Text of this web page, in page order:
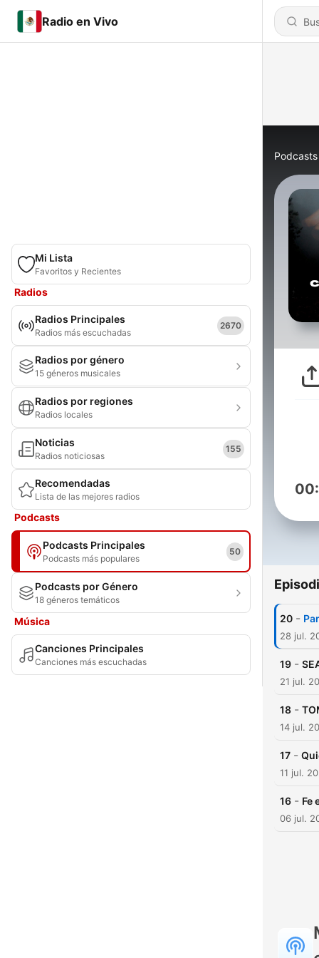
Radio en Vivo
Mi Lista
Favoritos y Recientes
Radios
Radios Principales
Radios más escuchadas
2670
Radios por género
15 géneros musicales
Radios por regiones
Radios locales
Noticias
Radios noticiosas
155
Recomendadas
Lista de las mejores radios
Podcasts
Podcasts Principales
Podcasts más populares
50
Podcasts por Género
18 géneros temáticos
Música
Canciones Principales
Canciones más escuchadas
Podcasts
20 -
28 jul.
19 -
21 jul.
18 -
14 jul.
17 -
11 jul.
16 - Fe
06 jul.